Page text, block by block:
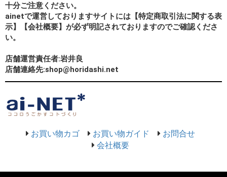
十分ご注意ください。
ainetで運営しておりますサイトには【特定商取引法に関する表
示】【会社概要】が必ず明記されておりますのでご確認くださ
い。
店舗運営責任者:岩井良
店舗連絡先:shop@horidashi.net
お買い物カゴ お買い物ガイド
お問合せ
会社概要